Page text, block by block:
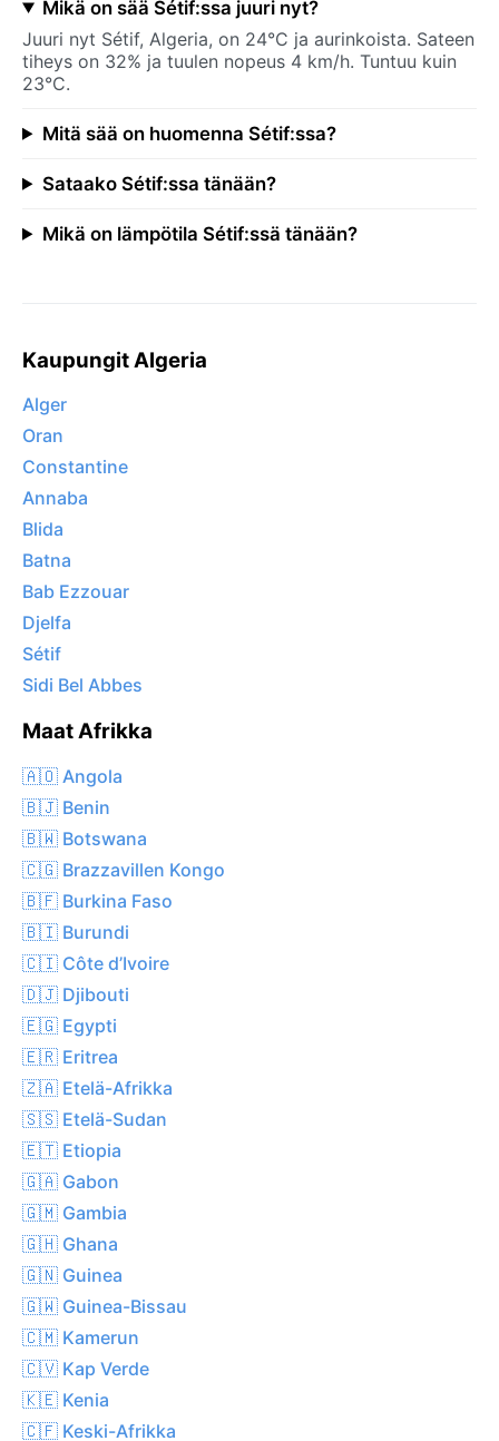
Mikä on sää Sétif:ssa juuri nyt?
Juuri nyt Sétif, Algeria, on 24°C ja aurinkoista. Sateen
tiheys on 32% ja tuulen nopeus 4 km/h. Tuntuu kuin
23°C.
Mitä sää on huomenna Sétif:ssa?
Sataako Sétif:ssa tänään?
Mikä on lämpötila Sétif:ssä tänään?
Kaupungit Algeria
Alger
Oran
Constantine
Annaba
Blida
Batna
Bab Ezzouar
Djelfa
Sétif
Sidi Bel Abbes
Maat Afrikka
🇦🇴 Angola
🇧🇯 Benin
🇧🇼 Botswana
🇨🇬 Brazzavillen Kongo
🇧🇫 Burkina Faso
🇧🇮 Burundi
🇨🇮 Côte d’Ivoire
🇩🇯 Djibouti
🇪🇬 Egypti
🇪🇷 Eritrea
🇿🇦 Etelä-Afrikka
🇸🇸 Etelä-Sudan
🇪🇹 Etiopia
🇬🇦 Gabon
🇬🇲 Gambia
🇬🇭 Ghana
🇬🇳 Guinea
🇬🇼 Guinea-Bissau
🇨🇲 Kamerun
🇨🇻 Kap Verde
🇰🇪 Kenia
🇨🇫 Keski-Afrikka